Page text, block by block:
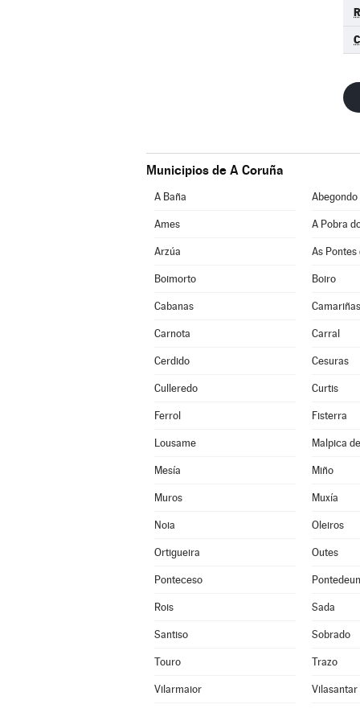
Municipios de A Coruña
A Baña Abegondo
Ames A Pobra
Arzúa As Pontes
Boimorto Boiro
Cabanas Camariñas
Carnota Carral
Cerdido Cesuras
Culleredo Curtis
Ferrol Fisterra
Lousame Malpica
Mesía Miño
Muros Muxía
Noia Oleiros
Ortigueira Outes
Ponteceso
Rois Sada
Santiso Sobrado
Touro Trazo
Vilarmaior Vilasantar